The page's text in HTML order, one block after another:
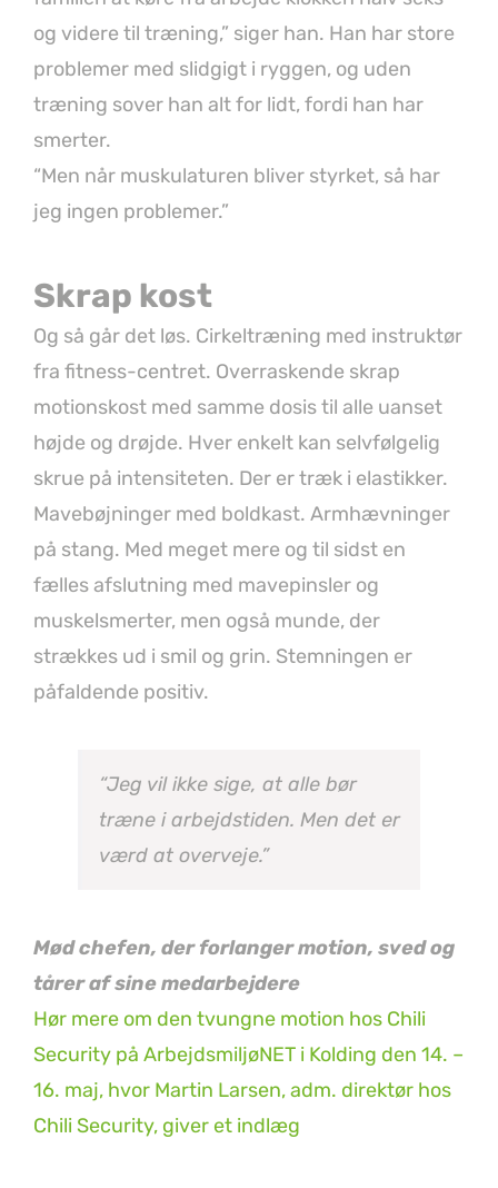
og videre til træning,” siger han. Han har store
problemer med slidgigt i ryggen, og uden
træning sover han alt for lidt, fordi han har
smerter.
“Men når muskulaturen bliver styrket, så har
jeg ingen problemer.”
Skrap kost
Og så går det løs. Cirkeltræning med instruktør
fra fitness-centret. Overraskende skrap
motionskost med samme dosis til alle uanset
højde og drøjde. Hver enkelt kan selvfølgelig
skrue på intensiteten. Der er træk i elastikker.
Mavebøjninger med boldkast. Armhævninger
på stang. Med meget mere og til sidst en
fælles afslutning med mavepinsler og
muskelsmerter, men også munde, der
strækkes ud i smil og grin. Stemningen er
påfaldende positiv.
“Jeg vil ikke sige, at alle bør
træne i arbejdstiden. Men det er
værd at overveje.”
Mød chefen, der forlanger motion, sved og
tårer af sine medarbejdere
Hør mere om den tvungne motion hos Chili
Security på ArbejdsmiljøNET i Kolding den 14. –
16. maj, hvor Martin Larsen, adm. direktør hos
Chili Security, giver et indlæg